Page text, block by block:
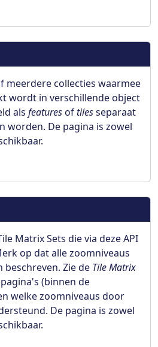
meerdere collecties waarmee
wordt in verschillende object
als featuresoftilesseparaat
worden. De pagina is zowel
Matrix Sets die via deze API
op dat alle zoomniveaus
Zie de Tile Matrix
(binnen de
welke zoomniveaus door
De pagina is zowel